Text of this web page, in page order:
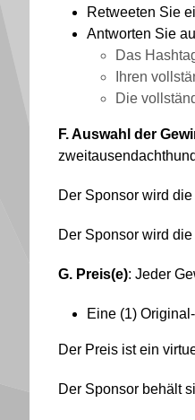
Retweeten Sie
Antworten Sie
Das
Ihren
Die
F. Auswahl der
Der Sponsor wird
Der Sponsor wird
G. Preis(e): Jeder
Eine (1)
Der Preis ist ein
Der Sponsor behält